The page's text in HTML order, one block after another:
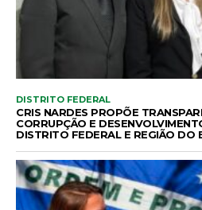
DISTRITO FEDERAL
CRIS NARDES PROPÕE
CORRUPÇÃO E
DISTRITO FEDERAL E REGIÃO DO